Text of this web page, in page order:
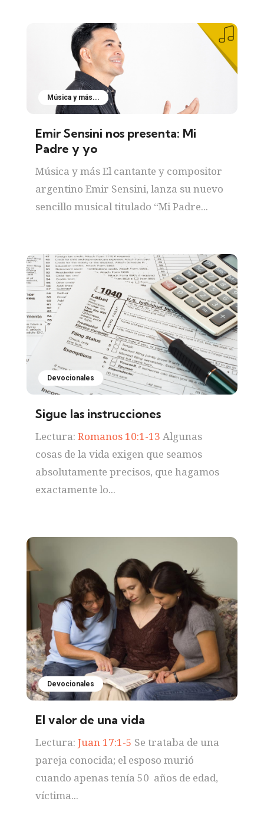
Música y más...
Emir Sensini nos presenta: Mi
Padre y yo
Música y más El cantante y compositor
argentino Emir Sensini, lanza su nuevo
sencillo musical titulado “Mi Padre...
Devocionales
Sigue las instrucciones
Lectura: Romanos 10:1-13 Algunas
cosas de la vida exigen que seamos
absolutamente precisos, que hagamos
exactamente lo...
Devocionales
El valor de una vida
Lectura: Juan 17:1-5 Se trataba de una
pareja conocida; el esposo murió
cuando apenas tenía 50 años de edad,
víctima...